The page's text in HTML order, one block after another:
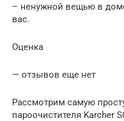
– ненужной вещью в
вас.
Оценка
— отзывов еще нет
Рассмотрим самую
пароочистителя Karcher